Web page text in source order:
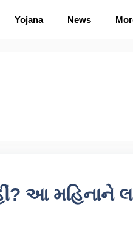
Yojana News
આ મહિનાને